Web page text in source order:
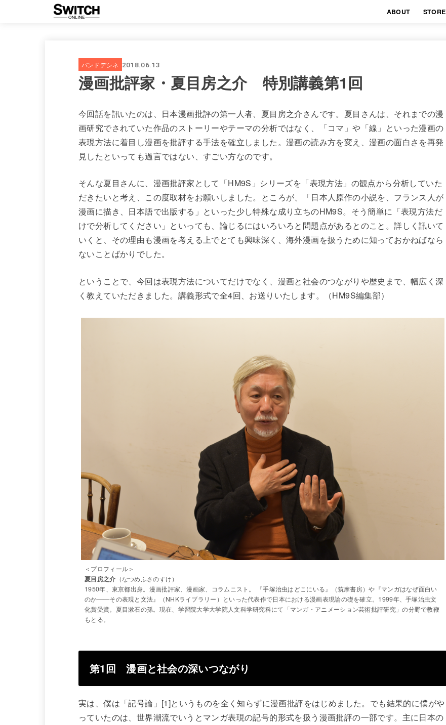
ABOUT STORE
バンドデシネ 2018.06.13
漫画批評家・夏目房之介 特別講義第1回
今回話を訊いたのは、日本漫画批評の第一人者、夏目房之介さんです。夏目さんは、それまでの漫
画研究でされていた作品のストーリーやテーマの分析ではなく、「コマ」や「線」といった漫画の
表現方法に着目し漫画を批評する手法を確立しました。漫画の読み方を変え、漫画の面白さを再発
見したといっても過言ではない、すごい方なのです。
そんな夏目さんに、漫画批評家として「HM9S」シリーズを「表現方法」の観点から分析していた
だきたいと考え、この度取材をお願いしました。ところが、「日本人原作の小説を、フランス人が
漫画に描き、日本語で出版する」といった少し特殊な成り立ちのHM9S。そう簡単に「表現方法だ
けで分析してください」といっても、論じるにはいろいろと問題点があるとのこと。詳しく訊いて
いくと、その理由も漫画を考える上でとても興味深く、海外漫画を扱うために知っておかねばなら
ないことばかりでした。
ということで、今回は表現方法についてだけでなく、漫画と社会のつながりや歴史まで、幅広く深
く教えていただきました。講義形式で全4回、お送りいたします。（HM9S編集部）
＜プロフィール＞
夏目房之介 （なつめふさのすけ）
1950年、東京都出身。漫画批評家、漫画家、コラムニスト。 『手塚治虫はどこにいる』（筑摩書房）や『マンガはなぜ面白い
のか——その表現と文法』（NHKライブラリー）といった代表作で日本における漫画表現論の礎を確立。1999年、手塚治虫文
化賞受賞。夏目漱石の孫。現在、学習院大学大学院人文科学研究科にて「マンガ・アニメーション芸術批評研究」の分野で教鞭
もとる。
第1回 漫画と社会の深いつながり
実は、僕は「記号論」[1]というものを全く知らずに漫画批評をはじめました。でも結果的に僕がや
っていたのは、世界潮流でいうとマンガ表現の記号的形式を扱う漫画批評の一部です。主に日本の